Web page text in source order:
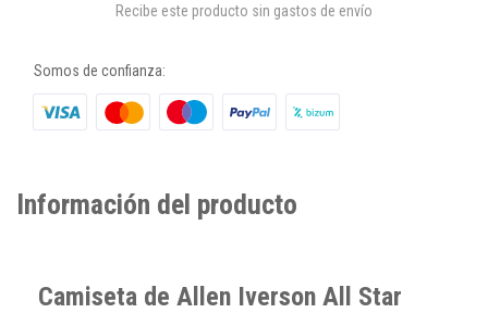
Recibe este producto sin gastos de envío
Somos de confianza:
Información del producto
Camiseta de Allen Iverson All Star